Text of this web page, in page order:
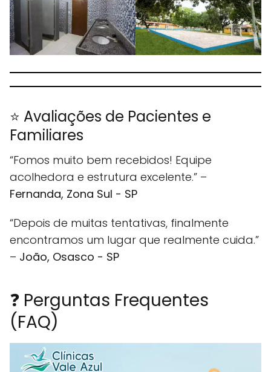
⭐ Avaliações de Pacientes e
Familiares
“Fomos muito bem recebidos! Equipe
acolhedora e estrutura excelente.” –
Fernanda, Zona Sul - SP
“Depois de muitas tentativas, finalmente
encontramos um lugar que realmente cuida.”
– João, Osasco - SP
❓ Perguntas Frequentes
(FAQ)